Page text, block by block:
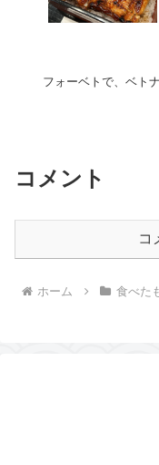
フォーベトで、ベト
コメント
コ
ホーム 食べた